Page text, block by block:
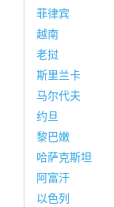
菲律宾
越南
老挝
斯里兰卡
马尔代夫
约旦
黎巴嫩
哈萨克斯坦
阿富汗
以色列